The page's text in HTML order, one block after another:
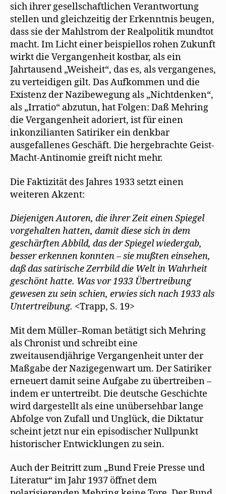
sich ihrer gesellschaftlichen Verantwortung
stellen und gleichzeitig der Erkenntnis beugen,
dass sie der Mahlstrom der Realpolitik mundtot
macht. Im Licht einer beispiellos rohen Zukunft
wirkt die Vergangenheit kostbar, als ein
Jahrtausend „Weisheit“, das es, als vergangenes,
zu verteidigen gilt. Das Aufkommen und die
Existenz der Nazibewegung als „Nichtdenken“,
als „Irratio“ abzutun, hat Folgen: Daß Mehring
die Vergangenheit adoriert, ist für einen
inkonzilianten Satiriker ein denkbar
ausgefallenes Geschäft. Die hergebrachte Geist-
Macht-Antinomie greift nicht mehr.
Die Faktizität des Jahres 1933 setzt einen
weiteren Akzent:
Diejenigen Autoren, die ihrer Zeit einen Spiegel
vorgehalten hatten, damit diese sich in dem
geschärften Abbild, das der Spiegel wiedergab,
besser erkennen konnten – sie mußten einsehen,
daß das satirische Zerrbild die Welt in Wahrheit
geschönt hatte. Was vor 1933 Übertreibung
gewesen zu sein schien, erwies sich nach 1933 als
Untertreibung. <Trapp, S. 19>
Mit dem Müller–Roman betätigt sich Mehring
als Chronist und schreibt eine
zweitausendjährige Vergangenheit unter der
Maßgabe der Nazigegenwart um. Der Satiriker
erneuert damit seine Aufgabe zu übertreiben –
indem er untertreibt. Die deutsche Geschichte
wird dargestellt als eine unübersehbar lange
Abfolge von Zufall und Unglück, die Diktatur
scheint jetzt nur ein episodischer Nullpunkt
historischer Entwicklungen zu sein.
Auch der Beitritt zum „Bund Freie Presse und
Literatur“ im Jahr 1937 öffnet dem